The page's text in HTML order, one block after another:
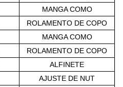
MANGA COMO
ROLAMENTO DE COPO
MANGA COMO
ROLAMENTO DE COPO
ALFINETE
AJUSTE DE NUT